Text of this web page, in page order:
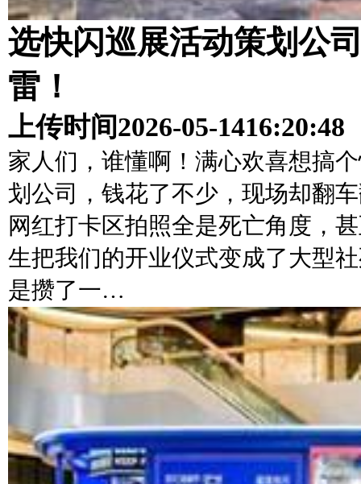
选快闪巡展活动策划公
雷！
上传时间2026-05-1416:20:48
家人们，谁懂啊！满心欢喜想搞
划公司，钱花了不少，现场却翻
网红打卡区拍照全是死亡角度，
生把我们的开业仪式变成了大型
是攒了一…